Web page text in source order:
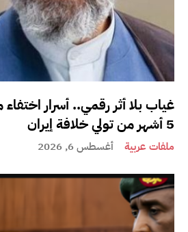
غياب بلا أثر رقمي.. أسرار
5 أشهر من تولي خلافة إيران
ملفات عربية أغسطس 6, 2026